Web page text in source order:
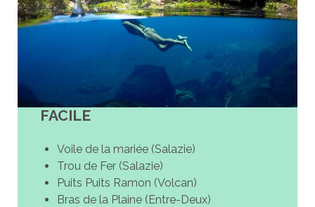
FACILE
Voile de la mariée (Salazie)
Trou de Fer (Salazie)
Puits Puits Ramon (Volcan)
Bras de la Plaine (Entre-Deux)